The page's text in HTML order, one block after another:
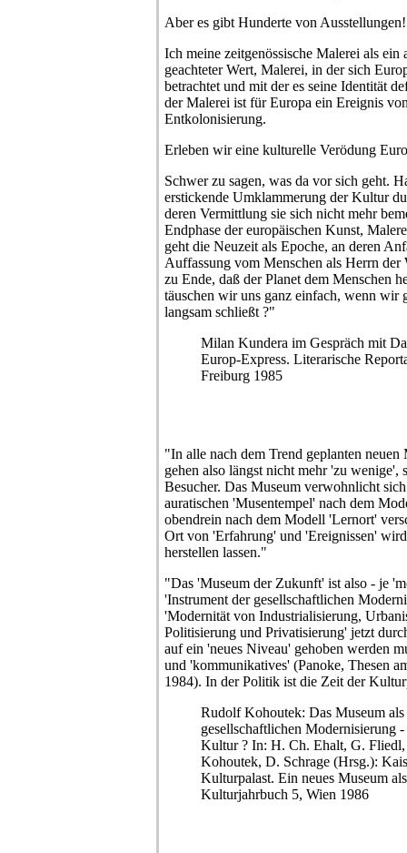
Aber es gibt Hunderte von Ausstellungen!
Ich meine zeitgenössische Malerei als
geachteter Wert, Malerei, in der sich
betrachtet und mit der es seine Identität
der Malerei ist für Europa ein Ereignis
Entkolonisierung.
Erleben wir eine kulturelle Verödung
Schwer zu sagen, was da vor sich geht.
erstickende Umklammerung der Kultur
deren Vermittlung sie sich nicht mehr
Endphase der europäischen Kunst,
geht die Neuzeit als Epoche, an deren
Auffassung vom Menschen als Herrn der
zu Ende, daß der Planet dem Menschen
täuschen wir uns ganz einfach, wenn wir
langsam schließt ?"
Milan Kundera im Gespräch mit
Europ-Express. Literarische
Freiburg 1985
"In alle nach dem Trend geplanten neuen
gehen also längst nicht mehr 'zu wenige',
Besucher. Das Museum verwohnlicht
auratischen 'Musentempel' nach dem
obendrein nach dem Modell 'Lernort'
Ort von 'Erfahrung' und 'Ereignissen'
herstellen lassen."
"Das 'Museum der Zukunft' ist also - je
'Instrument der gesellschaftlichen
'Modernität von Industrialisierung,
Politisierung und Privatisierung' jetzt
auf ein 'neues Niveau' gehoben werden
und 'kommunikatives' (Panoke, Thesen
1984). In der Politik ist die Zeit der
Rudolf Kohoutek: Das Museum
gesellschaftlichen Modernisierung
Kultur ? In: H. Ch. Ehalt, G.
Kohoutek, D. Schrage (Hrsg.):
Kulturpalast. Ein neues Museum
Kulturjahrbuch 5, Wien 1986